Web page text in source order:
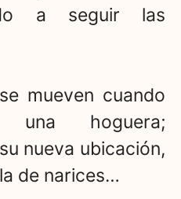
a seguir las
mueven cuando
una hoguera;
nueva ubicación,
de narices…